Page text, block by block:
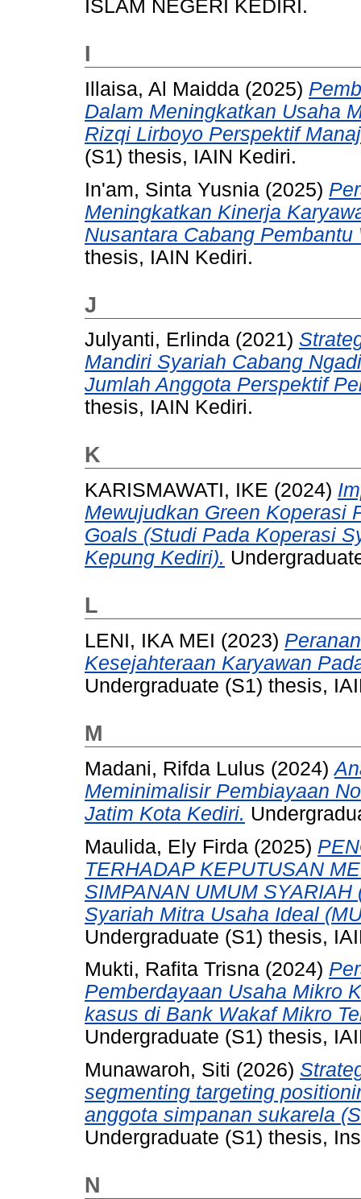
ISLAM NEGERI KEDIRI.
I
Illaisa, Al Maidda (2025)
Dalam Meningkatkan Usaha
Rizqi Lirboyo Perspektif
(S1) thesis, IAIN Kediri.
In'am, Sinta Yusnia (2025)
Meningkatkan Kinerja
Nusantara Cabang Pembantu
thesis, IAIN Kediri.
J
Julyanti, Erlinda (2021)
Mandiri Syariah Cabang
Jumlah Anggota Perspektif
thesis, IAIN Kediri.
K
KARISMAWATI, IKE (2024)
Mewujudkan Green Koperasi
Goals (Studi Pada Koperasi
Kepung Kediri).
L
LENI, IKA MEI (2023)
Kesejahteraan Karyawan
Undergraduate (S1) thesis,
M
Madani, Rifda Lulus (2024)
Meminimalisir Pembiayaan
Jatim Kota Kediri.
Maulida, Ely Firda (2025)
TERHADAP KEPUTUSAN
SIMPANAN UMUM
Syariah Mitra Usaha Ideal
Undergraduate (S1) thesis,
Mukti, Rafita Trisna (2024)
Pemberdayaan Usaha Mikro
kasus di Bank Wakaf Mikro
Undergraduate (S1) thesis,
Munawaroh, Siti (2026)
segmenting targeting
anggota simpanan sukarela
Undergraduate (S1) thesis,
N